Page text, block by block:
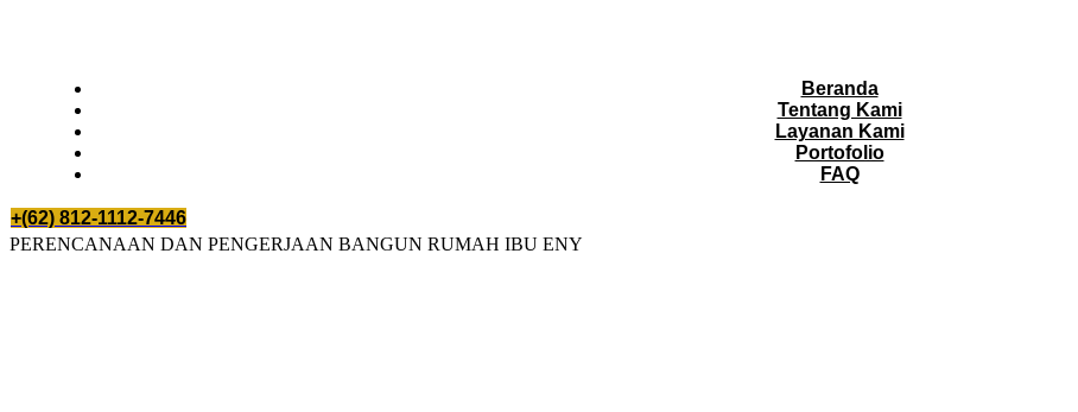
Beranda
Tentang Kami
Layanan Kami
Portofolio
FAQ
+(62) 812-1112-7446
PERENCANAAN DAN PENGERJAAN BANGUN RUMAH IBU ENY